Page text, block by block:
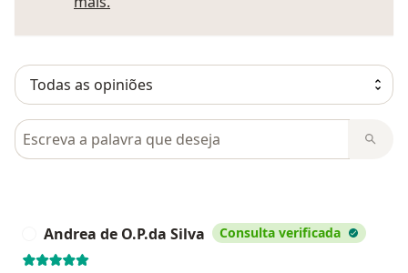
Pesquisar em opiniões
Andrea de O.P.da Silva Consulta verificada